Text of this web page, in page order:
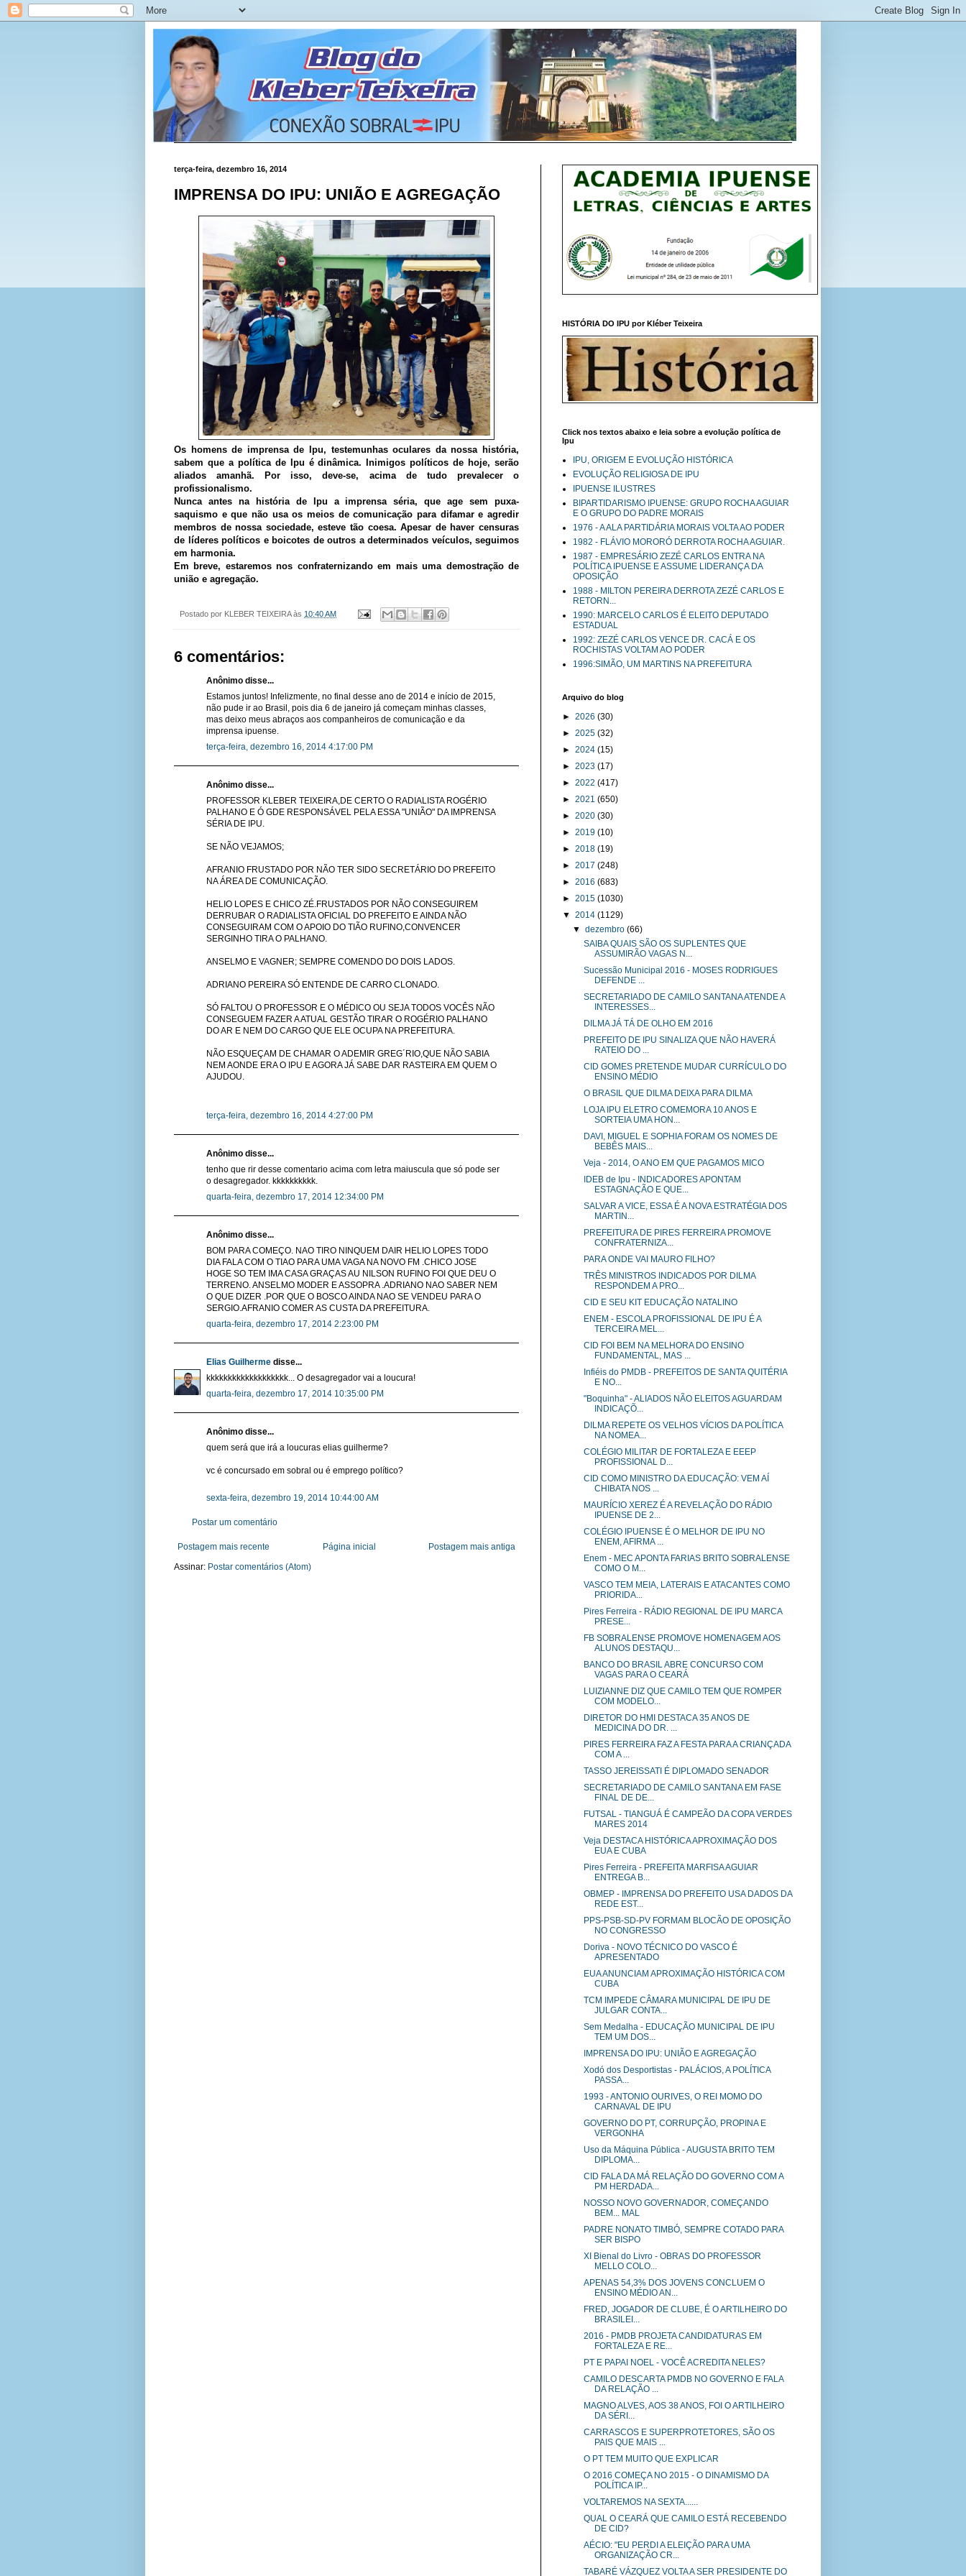
terça-feira, dezembro 16, 2014
IMPRENSA DO IPU: UNIÃO E AGREGAÇÃO
Os homens de imprensa de Ipu, testemunhas oculares da nossa história,
sabem que a política de Ipu é dinâmica. Inimigos políticos de hoje, serão
aliados amanhã. Por isso, deve-se, acima de tudo prevalecer o
profissionalismo.
Nunca antes na história de Ipu a imprensa séria, que age sem puxa-
saquismo e que não usa os meios de comunicação para difamar e agredir
membros de nossa sociedade, esteve tão coesa. Apesar de haver censuras
de líderes políticos e boicotes de outros a determinados veículos, seguimos
em harmonia.
Em breve, estaremos nos confraternizando em mais uma demostração de
união e agregação.
Postado por KLEBER TEIXEIRA às 10:40 AM
6 comentários:
Anônimo disse...
Estamos juntos! Infelizmente, no final desse ano de 2014 e início de 2015,
não pude ir ao Brasil, pois dia 6 de janeiro já começam minhas classes,
mas deixo meus abraços aos companheiros de comunicação e da
imprensa ipuense.
terça-feira, dezembro 16, 2014 4:17:00 PM
Anônimo disse...
PROFESSOR KLEBER TEIXEIRA,DE CERTO O RADIALISTA ROGÉRIO
PALHANO E Ó GDE RESPONSÁVEL PELA ESSA "UNIÃO" DA IMPRENSA
SÉRIA DE IPU.
SE NÃO VEJAMOS;
AFRANIO FRUSTADO POR NÃO TER SIDO SECRETÁRIO DO PREFEITO
NA ÁREA DE COMUNICAÇÃO.
HELIO LOPES E CHICO ZÉ.FRUSTADOS POR NÃO CONSEGUIREM
DERRUBAR O RADIALISTA OFICIAL DO PREFEITO E AINDA NÃO
CONSEGUIRAM COM O APOIO DO TIÃO RUFINO,CONVENCER
SERGINHO TIRA O PALHANO.
ANSELMO E VAGNER; SEMPRE COMENDO DO DOIS LADOS.
ADRIANO PEREIRA SÓ ENTENDE DE CARRO CLONADO.
SÓ FALTOU O PROFESSOR E O MÉDICO OU SEJA TODOS VOCÊS NÃO
CONSEGUEM FAZER A ATUAL GESTÃO TIRAR O ROGÉRIO PALHANO
DO AR E NEM DO CARGO QUE ELE OCUPA NA PREFEITURA.
NÃO ESQUEÇAM DE CHAMAR O ADEMIR GREG´RIO,QUE NÃO SABIA
NEM AONDE ERA O IPU E AGORA JÁ SABE DAR RASTEIRA EM QUEM O
AJUDOU.
terça-feira, dezembro 16, 2014 4:27:00 PM
Anônimo disse...
tenho que rir desse comentario acima com letra maiuscula que só pode ser
o desagregador. kkkkkkkkkk.
quarta-feira, dezembro 17, 2014 12:34:00 PM
Anônimo disse...
BOM PARA COMEÇO. NAO TIRO NINQUEM DAIR HELIO LOPES TODO
DIA FALA COM O TIAO PARA UMA VAGA NA NOVO FM .CHICO JOSE
HOGE SO TEM IMA CASA GRAÇAS AU NILSON RUFINO FOI QUE DEU O
TERRENO. ANSELMO MODER E ASSOPRA .ADRIANO NAO SABER NEM
O QUE DIZER .POR QUE O BOSCO AINDA NAO SE VENDEU PARA O
SERGIO.AFRANIO COMER AS CUSTA DA PREFEITURA.
quarta-feira, dezembro 17, 2014 2:23:00 PM
Elias Guilherme disse...
kkkkkkkkkkkkkkkkkkk... O desagregador vai a loucura!
quarta-feira, dezembro 17, 2014 10:35:00 PM
Anônimo disse...
quem será que irá a loucuras elias guilherme?
vc é concursado em sobral ou é emprego político?
sexta-feira, dezembro 19, 2014 10:44:00 AM
Postar um comentário
Postagem mais recente Postagem mais antiga
Página inicial
Assinar: Postar comentários (Atom)
HISTÓRIA DO IPU por Kléber Teixeira
Click nos textos abaixo e leia sobre a evolução política de
Ipu
IPU, ORIGEM E EVOLUÇÃO HISTÓRICA
EVOLUÇÃO RELIGIOSA DE IPU
IPUENSE ILUSTRES
BIPARTIDARISMO IPUENSE: GRUPO ROCHA AGUIAR
E O GRUPO DO PADRE MORAIS
1976 - A ALA PARTIDÁRIA MORAIS VOLTA AO PODER
1982 - FLÁVIO MORORÓ DERROTA ROCHA AGUIAR.
1987 - EMPRESÁRIO ZEZÉ CARLOS ENTRA NA
POLÍTICA IPUENSE E ASSUME LIDERANÇA DA
OPOSIÇÃO
1988 - MILTON PEREIRA DERROTA ZEZÉ CARLOS E
RETORN...
1990: MARCELO CARLOS É ELEITO DEPUTADO
ESTADUAL
1992: ZEZÉ CARLOS VENCE DR. CACÁ E OS
ROCHISTAS VOLTAM AO PODER
1996:SIMÃO, UM MARTINS NA PREFEITURA
Arquivo do blog
► 2026 (30)
► 2025 (32)
► 2024 (15)
► 2023 (17)
► 2022 (417)
► 2021 (650)
► 2020 (30)
► 2019 (10)
► 2018 (19)
► 2017 (248)
► 2016 (683)
► 2015 (1030)
▼ 2014 (1129)
▼dezembro(66)
SAIBA QUAIS SÃO OS SUPLENTES QUE
ASSUMIRÃO VAGAS N...
Sucessão Municipal 2016 - MOSES RODRIGUES
DEFENDE ...
SECRETARIADO DE CAMILO SANTANA ATENDE A
INTERESSES...
DILMA JÁ TÁ DE OLHO EM 2016
PREFEITO DE IPU SINALIZA QUE NÃO HAVERÁ
RATEIO DO ...
CID GOMES PRETENDE MUDAR CURRÍCULO DO
ENSINO MÉDIO
O BRASIL QUE DILMA DEIXA PARA DILMA
LOJA IPU ELETRO COMEMORA 10 ANOS E
SORTEIA UMA HON...
DAVI, MIGUEL E SOPHIA FORAM OS NOMES DE
BEBÊS MAIS...
Veja - 2014, O ANO EM QUE PAGAMOS MICO
IDEB de Ipu - INDICADORES APONTAM
ESTAGNAÇÃO E QUE...
SALVAR A VICE, ESSA É A NOVA ESTRATÉGIA DOS
MARTIN...
PREFEITURA DE PIRES FERREIRA PROMOVE
CONFRATERNIZA...
PARA ONDE VAI MAURO FILHO?
TRÊS MINISTROS INDICADOS POR DILMA
RESPONDEM A PRO...
CID E SEU KIT EDUCAÇÃO NATALINO
ENEM - ESCOLA PROFISSIONAL DE IPU É A
TERCEIRA MEL...
CID FOI BEM NA MELHORA DO ENSINO
FUNDAMENTAL, MAS ...
Infiéis do PMDB - PREFEITOS DE SANTA QUITÉRIA
E NO...
"Boquinha" - ALIADOS NÃO ELEITOS AGUARDAM
INDICAÇÕ...
DILMA REPETE OS VELHOS VÍCIOS DA POLÍTICA
NA NOMEA...
COLÉGIO MILITAR DE FORTALEZA E EEEP
PROFISSIONAL D...
CID COMO MINISTRO DA EDUCAÇÃO: VEM AÍ
CHIBATA NOS ...
MAURÍCIO XEREZ É A REVELAÇÃO DO RÁDIO
IPUENSE DE 2...
COLÉGIO IPUENSE É O MELHOR DE IPU NO
ENEM, AFIRMA ...
Enem - MEC APONTA FARIAS BRITO SOBRALENSE
COMO O M...
VASCO TEM MEIA, LATERAIS E ATACANTES COMO
PRIORIDA...
Pires Ferreira - RÁDIO REGIONAL DE IPU MARCA
PRESE...
FB SOBRALENSE PROMOVE HOMENAGEM AOS
ALUNOS DESTAQU...
BANCO DO BRASIL ABRE CONCURSO COM
VAGAS PARA O CEARÁ
LUIZIANNE DIZ QUE CAMILO TEM QUE ROMPER
COM MODELO...
DIRETOR DO HMI DESTACA 35 ANOS DE
MEDICINA DO DR. ...
PIRES FERREIRA FAZ A FESTA PARA A CRIANÇADA
COM A ...
TASSO JEREISSATI É DIPLOMADO SENADOR
SECRETARIADO DE CAMILO SANTANA EM FASE
FINAL DE DE...
FUTSAL - TIANGUÁ É CAMPEÃO DA COPA VERDES
MARES 2014
Veja DESTACA HISTÓRICA APROXIMAÇÃO DOS
EUA E CUBA
Pires Ferreira - PREFEITA MARFISA AGUIAR
ENTREGA B...
OBMEP - IMPRENSA DO PREFEITO USA DADOS DA
REDE EST...
PPS-PSB-SD-PV FORMAM BLOCÃO DE OPOSIÇÃO
NO CONGRESSO
Doriva - NOVO TÉCNICO DO VASCO É
APRESENTADO
EUA ANUNCIAM APROXIMAÇÃO HISTÓRICA COM
CUBA
TCM IMPEDE CÂMARA MUNICIPAL DE IPU DE
JULGAR CONTA...
Sem Medalha - EDUCAÇÃO MUNICIPAL DE IPU
TEM UM DOS...
IMPRENSA DO IPU: UNIÃO E AGREGAÇÃO
Xodó dos Desportistas - PALÁCIOS, A POLÍTICA
PASSA...
1993 - ANTONIO OURIVES, O REI MOMO DO
CARNAVAL DE IPU
GOVERNO DO PT, CORRUPÇÃO, PROPINA E
VERGONHA
Uso da Máquina Pública - AUGUSTA BRITO TEM
DIPLOMA...
CID FALA DA MÁ RELAÇÃO DO GOVERNO COM A
PM HERDADA...
NOSSO NOVO GOVERNADOR, COMEÇANDO
BEM... MAL
PADRE NONATO TIMBÓ, SEMPRE COTADO PARA
SER BISPO
XI Bienal do Livro - OBRAS DO PROFESSOR
MELLO COLO...
APENAS 54,3% DOS JOVENS CONCLUEM O
ENSINO MÉDIO AN...
FRED, JOGADOR DE CLUBE, É O ARTILHEIRO DO
BRASILEI...
2016 - PMDB PROJETA CANDIDATURAS EM
FORTALEZA E RE...
PT E PAPAI NOEL - VOCÊ ACREDITA NELES?
CAMILO DESCARTA PMDB NO GOVERNO E FALA
DA RELAÇÃO ...
MAGNO ALVES, AOS 38 ANOS, FOI O ARTILHEIRO
DA SÉRI...
CARRASCOS E SUPERPROTETORES, SÃO OS
PAIS QUE MAIS ...
O PT TEM MUITO QUE EXPLICAR
O 2016 COMEÇA NO 2015 - O DINAMISMO DA
POLÍTICA IP...
VOLTAREMOS NA SEXTA......
QUAL O CEARÁ QUE CAMILO ESTÁ RECEBENDO
DE CID?
AÉCIO: "EU PERDI A ELEIÇÃO PARA UMA
ORGANIZAÇÃO CR...
TABARÉ VÁZQUEZ VOLTA A SER PRESIDENTE DO